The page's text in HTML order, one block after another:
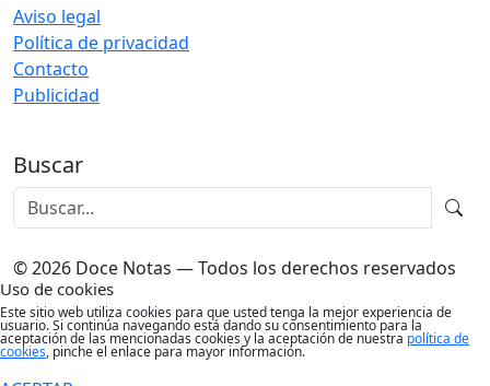
Aviso legal
Política de privacidad
Contacto
Publicidad
Buscar
© 2026 Doce Notas — Todos los derechos reservados
Uso de cookies
Este sitio web utiliza cookies para que usted tenga la mejor experiencia de
usuario. Si continúa navegando está dando su consentimiento para la
aceptación de las mencionadas cookies y la aceptación de nuestra política de
cookies, pinche el enlace para mayor información.